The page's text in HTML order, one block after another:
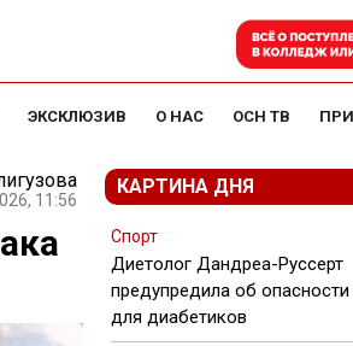
ЭКСКЛЮЗИВ О НАС ОСН ТВ
11:56
КАРТИНА ДНЯ
Спорт
Диетолог Дандреа-Руссерт
предупредила об
для диабетиков